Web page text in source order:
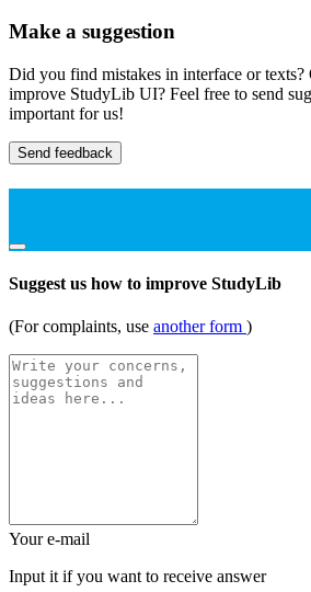
Make a suggestion
Did you find mistakes in interface or
improve StudyLib UI? Feel free to send
important for us!
Send feedback
Suggest us how to improve StudyLib
(For complaints, use another form )
Your e-mail
Input it if you want to receive answer